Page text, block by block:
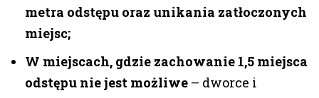
metra odstępu oraz unikania zatłoczonych
miejsc;
W miejscach, gdzie zachowanie 1,5 miejsca
odstępu nie jest możliwe – dworce i